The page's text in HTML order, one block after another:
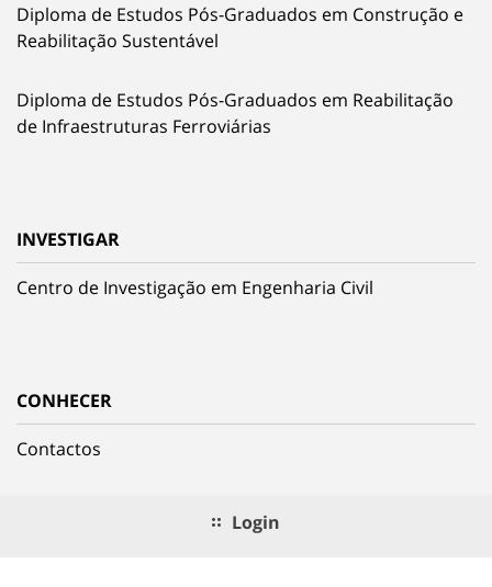
Diploma de Estudos Pós-Graduados em Construção e
Reabilitação Sustentável
Diploma de Estudos Pós-Graduados em Reabilitação
de Infraestruturas Ferroviárias
INVESTIGAR
Centro de Investigação em Engenharia Civil
CONHECER
Contactos
Login